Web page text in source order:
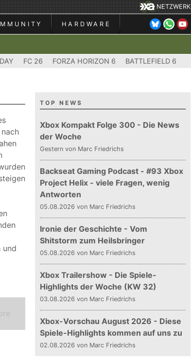
NETZWERK
HARDWARE
FC 26 FORZA HORIZON 6 BATTLEFIELD 6
und
TOP NEWS
Xbox Kompakt Folge 300 - Die News
der Woche
Gestern von Marc Friedrichs
Backseat Gaming Podcast - #93 Xbox
Project Helix - viele Fragen, wenig
Antworten
05.08.2026 von Marc Friedrichs
Ironie der Geschichte - Vom
Shitstorm zum Heilsbringer
05.08.2026 von Marc Friedrichs
Xbox Trailershow - Die Spiele-
Highlights der Woche (KW 32)
03.08.2026 von Marc Friedrichs
Xbox-Vorschau August 2026 - Diese
Spiele-Highlights kommen auf uns zu
02.08.2026 von Marc Friedrichs